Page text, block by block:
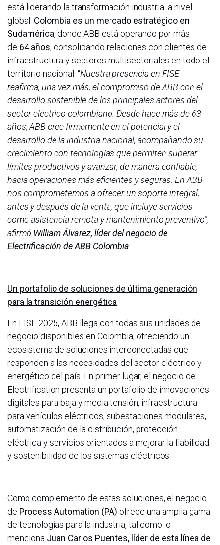
está liderando la transformación industrial a nivel
global. Colombia es un mercado estratégico en
Sudamérica, donde ABB está operando por más
de 64 años, consolidando relaciones con clientes de
infraestructura y sectores multisectoriales en todo el
territorio nacional. “Nuestra presencia en FISE
reafirma, una vez más, el compromiso de ABB con el
desarrollo sostenible de los principales actores del
sector eléctrico colombiano. Desde hace más de 63
años, ABB cree firmemente en el potencial y el
desarrollo de la industria nacional, acompañando su
crecimiento con tecnologías que permiten superar
límites productivos y avanzar, de manera confiable,
hacia operaciones más eficientes y seguras. En ABB
nos comprometemos a ofrecer un soporte integral,
antes y después de la venta, que incluye servicios
como asistencia remota y mantenimiento preventivo”,
afirmó William Álvarez, líder del negocio de
Electrificación de ABB Colombia
Un portafolio de soluciones de última generación
para la transición energética
En FISE 2025, ABB llega con todas sus unidades de
negocio disponibles en Colombia, ofreciendo un
ecosistema de soluciones interconectadas que
responden a las necesidades del sector eléctrico y
energético del país. En primer lugar, el negocio de
Electrification presenta un portafolio de innovaciones
digitales para baja y media tensión, infraestructura
para vehículos eléctricos, subestaciones modulares,
automatización de la distribución, protección
eléctrica y servicios orientados a mejorar la fiabilidad
y sostenibilidad de los sistemas eléctricos.
Como complemento de estas soluciones, el negocio
de Process Automation (PA) ofrece una amplia gama
de tecnologías para la industria, tal como lo
menciona Juan Carlos Puentes, líder de esta línea de